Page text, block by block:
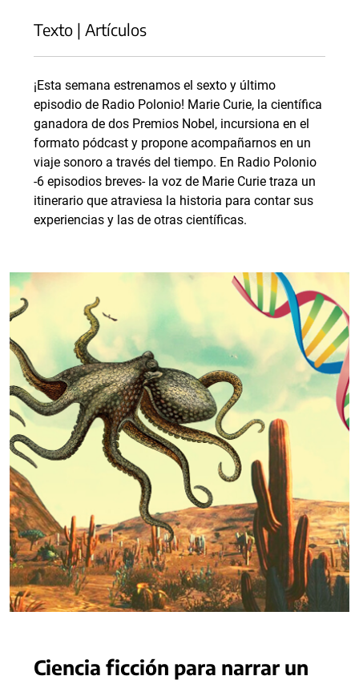
Texto | Artículos
¡Esta semana estrenamos el sexto y último
episodio de Radio Polonio! Marie Curie, la científica
ganadora de dos Premios Nobel, incursiona en el
formato pódcast y propone acompañarnos en un
viaje sonoro a través del tiempo. En Radio Polonio
-6 episodios breves- la voz de Marie Curie traza un
itinerario que atraviesa la historia para contar sus
experiencias y las de otras científicas.
Ciencia ficción para narrar un